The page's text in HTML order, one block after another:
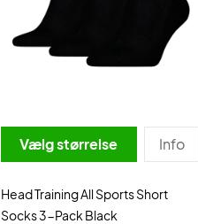
Vælg størrelse Info
Head Training All Sports Short
Socks 3-Pack Black